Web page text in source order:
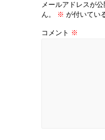
メールアドレスが
ん。
※ が付いてい
コメント ※